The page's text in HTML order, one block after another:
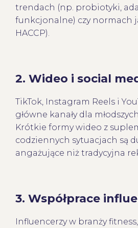
trendach (np. probiotyki,
funkcjonalne) czy normach
HACCP).
2. Wideo i social
TikTok, Instagram Reels i
główne kanały dla
Krótkie formy wideo z
codziennych sytuacjach są
angażujące niż tradycyjna
3. Współprace
Influencerzy w branży